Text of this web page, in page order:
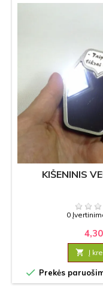
KIŠENINIS
0
 Į
 Prekės